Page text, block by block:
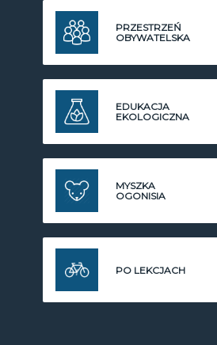
PRZESTRZEŃ
OBYWATELSKA
EDUKACJA
EKOLOGICZNA
MYSZKA
OGONISIA
PO LEKCJACH